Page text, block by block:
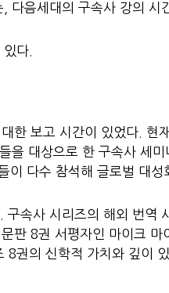
다음세대의 구속사 강의 시
한 보고 시간이 있었다. 현
을 대상으로 한 구속사 세
다수 참석해 글로벌 대성
속사 시리즈의 해외 번역
판 8권 서평자인 마이크
권의 신학적 가치와 깊이